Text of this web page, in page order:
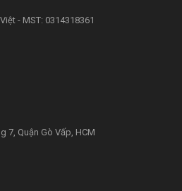
- MST: 0314318361
7, Quận Gò Vấp, HCM